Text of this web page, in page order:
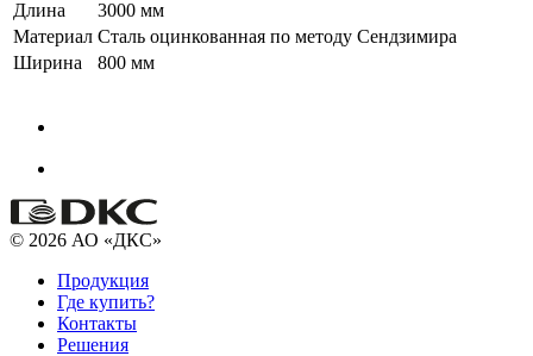
Длина
3000 мм
Материал Сталь оцинкованная по методу Сендзимира
Ширина
800 мм
© 2026 АО «ДКС»
Продукция
Где купить?
Контакты
Решения